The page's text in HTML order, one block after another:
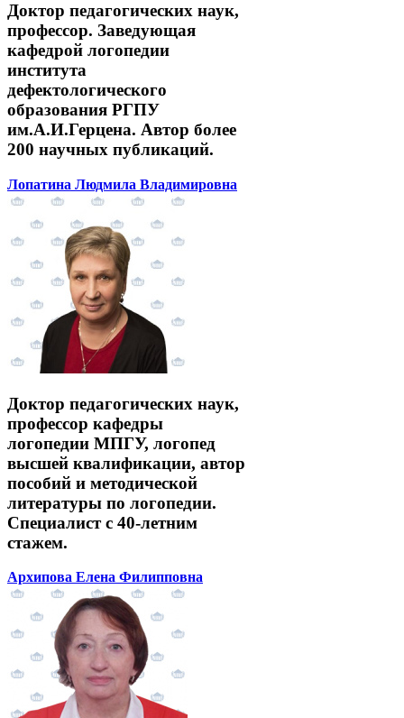
Доктор педагогических наук,
профессор. Заведующая
кафедрой логопедии
института
дефектологического
образования РГПУ
им.А.И.Герцена. Автор более
200 научных публикаций.
Лопатина Людмила Владимировна
Доктор педагогических наук,
профессор кафедры
логопедии МПГУ, логопед
высшей квалификации, автор
пособий и методической
литературы по логопедии.
Специалист с 40-летним
стажем.
Архипова Елена Филипповна